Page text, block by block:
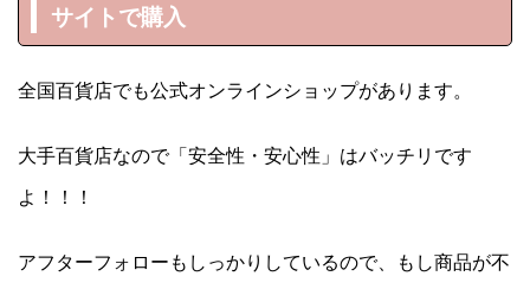
サイトで購入
全国百貨店でも公式オンラインショップがあります。
大手百貨店なので「安全性・安心性」はバッチリです
よ！！！
アフターフォローもしっかりしているので、もし商品が不